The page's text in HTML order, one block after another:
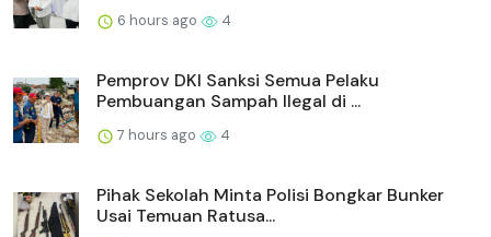
6 hours ago 4
Pemprov DKI Sanksi Semua Pelaku
Pembuangan Sampah Ilegal di ...
7 hours ago 4
Pihak Sekolah Minta Polisi Bongkar Bunker
Usai Temuan Ratusa...